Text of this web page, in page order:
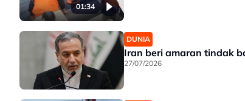
01:34
DUNIA
Iran beri amaran tindak
27/07/2026